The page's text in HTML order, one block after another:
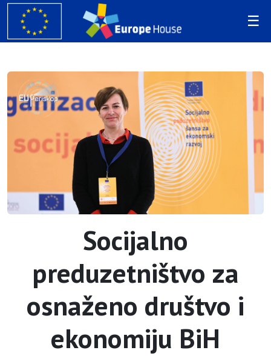
Socijalno
preduzetništvo za
osnaženo društvo i
ekonomiju BiH